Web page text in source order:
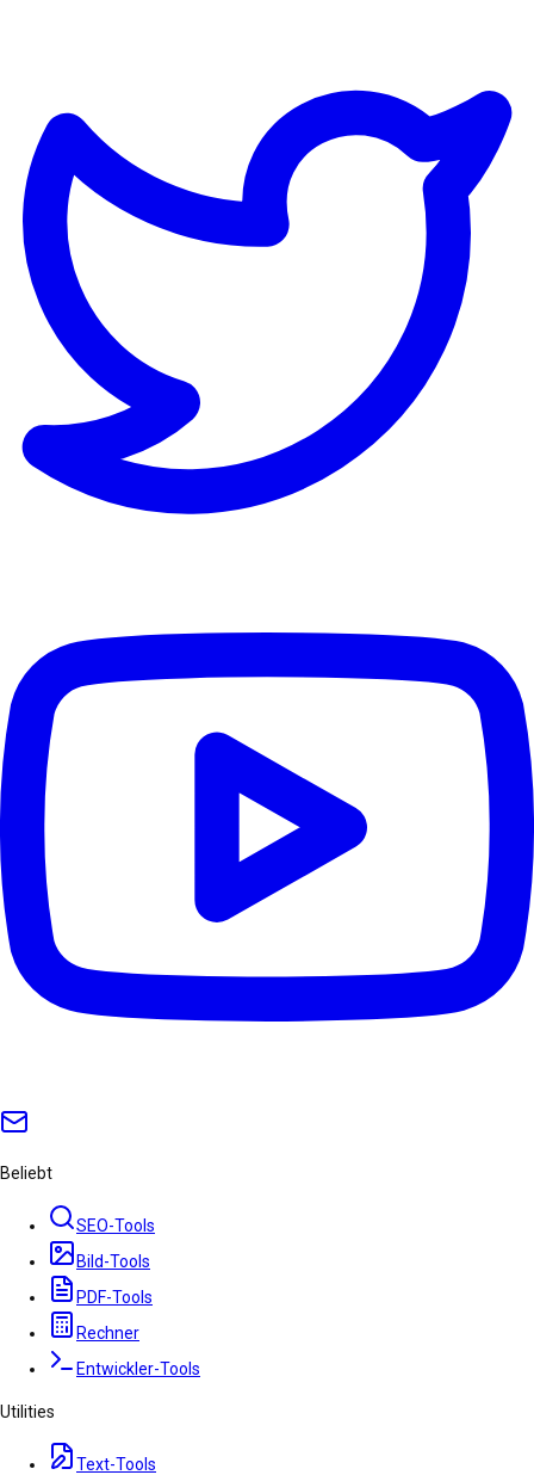
Beliebt
SEO-Tools
Bild-Tools
PDF-Tools
Rechner
Entwickler-Tools
Utilities
Text-Tools